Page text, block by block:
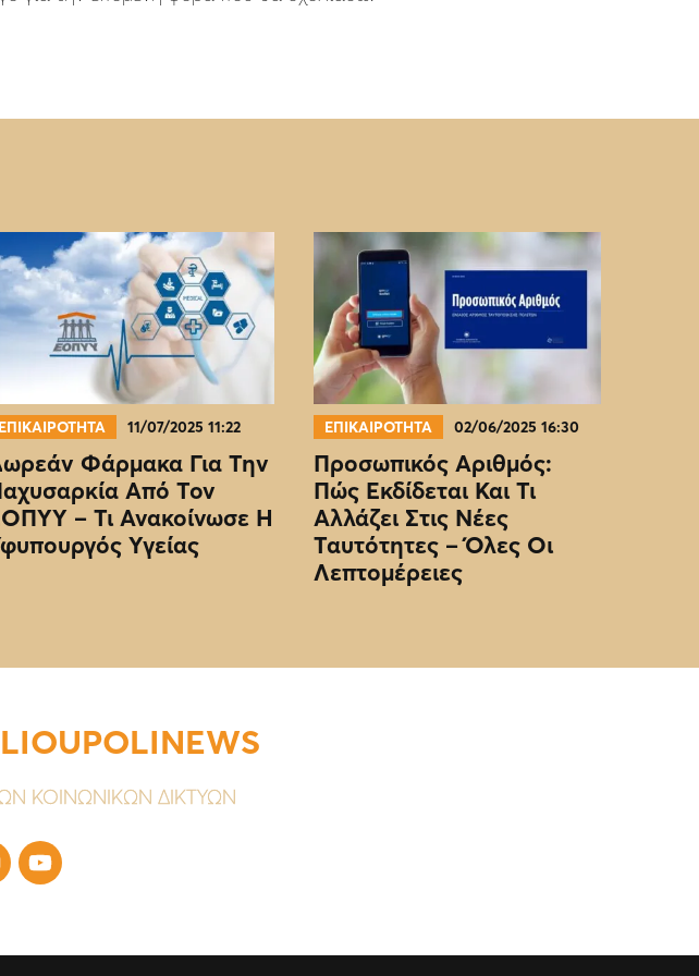
ΕΠΙΚΑΙΡΟΤΗΤΑ 11/07/2025 11:22
Φάρμακα Για Την
Από Τον
– Τι Ανακοίνωσε Η
Υγείας
ΕΠΙΚΑΙΡΟΤΗΤΑ 02/06/2025 16:30
Προσωπικός Αριθμός:
Πώς Εκδίδεται Και Τι
Αλλάζει Στις Νέες
Ταυτότητες – Όλες Οι
Λεπτομέρειες
ΚΟΙΝΩΝΙΚΩΝ ΔΙΚΤΥΩΝ
